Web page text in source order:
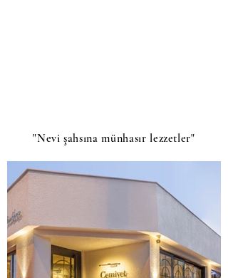
"Nevi şahsına münhasır lezzetler"